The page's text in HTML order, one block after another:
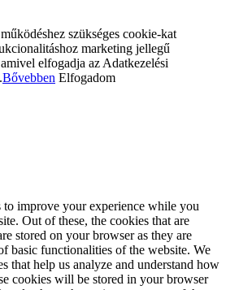
szükséges cookie-kat
marketing jellegű
elfogadja az Adatkezelési
Bővebben Elfogadom
to improve your experience while you
Out of these, the cookies that are
stored on your browser as they are
basic functionalities of the website. We
that help us analyze and understand how
cookies will be stored in your browser